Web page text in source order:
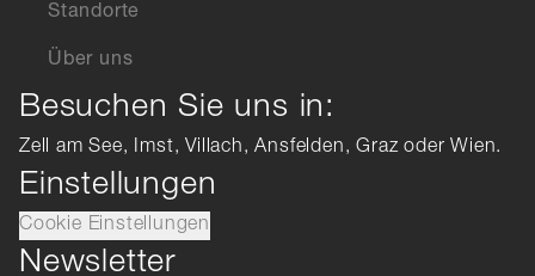
Standorte
Über uns
Besuchen Sie uns in:
Zell am See, Imst, Villach, Ansfelden, Graz oder Wien.
Einstellungen
Cookie Einstellungen
Newsletter